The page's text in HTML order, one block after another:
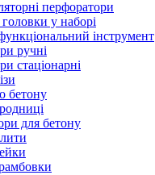
перфоратори
головки у наборі
інструмент
ручні
стаціонарні
бетону
для бетону